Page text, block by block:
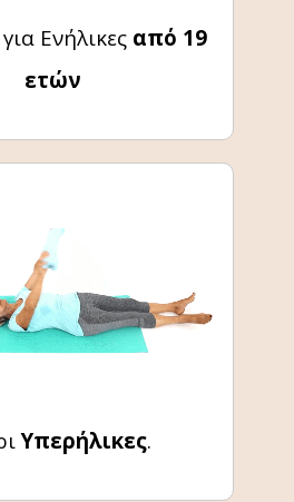
Ενήλικες από 19
ετών
Υπερήλικες.